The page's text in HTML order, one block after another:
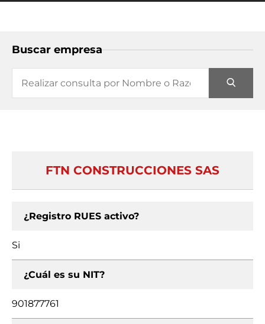
Buscar empresa
FTN CONSTRUCCIONES SAS
¿Registro RUES activo?
Si
¿Cuál es su NIT?
901877761